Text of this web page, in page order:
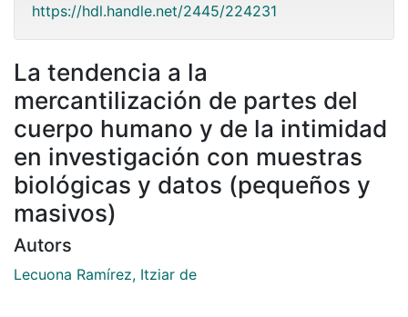
https://hdl.handle.net/2445/224231
La tendencia a la
mercantilización de partes del
cuerpo humano y de la intimidad
en investigación con muestras
biológicas y datos (pequeños y
masivos)
Autors
Lecuona Ramírez, Itziar de